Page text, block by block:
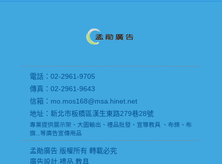
電話：02-2961-9705
傳真：02-2961-9643
信箱：mo.mos168@msa.hinet.net
地址：新北市板橋區漢生東路279巷28號
專業提供展示架、大圖輸出、禮品批發、宣導教具 、布條、布
旗...等廣告宣傳用品
孟勛廣告 版權所有 轉載必究
廣告設計,禮品,教具